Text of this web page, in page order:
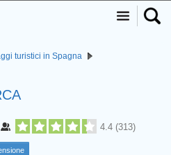
turistici in Spagna
4.4 (313)